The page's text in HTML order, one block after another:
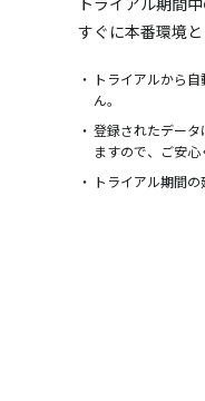
すぐに本番環境と
トライアルから
ん。
登録されたデー
ますので、ご安心
トライアル期間の